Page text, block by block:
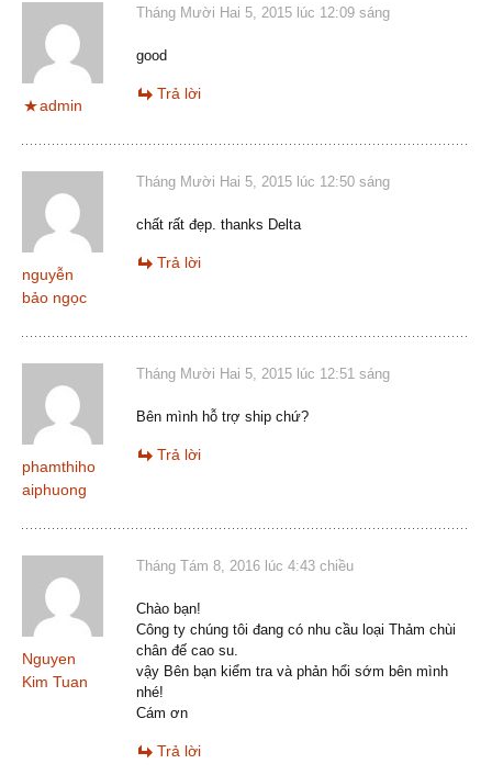
admin
Tháng Mười Hai 5, 2015 lúc 12:09 sáng
good
Trả lời
nguyễn
bảo ngọc
Tháng Mười Hai 5, 2015 lúc 12:50 sáng
chất rất đẹp. thanks Delta
Trả lời
phamthiho
aiphuong
Tháng Mười Hai 5, 2015 lúc 12:51 sáng
Bên mình hỗ trợ ship chứ?
Trả lời
Nguyen
Kim Tuan
Tháng Tám 8, 2016 lúc 4:43 chiều
Chào bạn!
Công ty chúng tôi đang có nhu cầu loại Thảm chùi
chân đế cao su.
vậy Bên bạn kiểm tra và phản hổi sớm bên mình
nhé!
Cám ơn
Trả lời